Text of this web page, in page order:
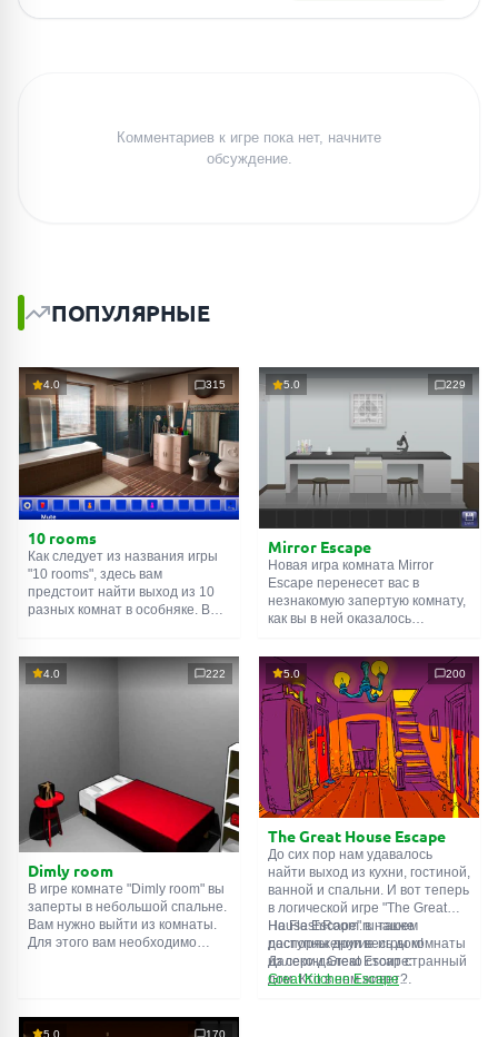
Комментариев к игре пока нет, начните
обсуждение.
ПОПУЛЯРНЫЕ
4.0 315
10 rooms
Как следует из названия игры
"10 rooms", здесь вам
предстоит найти выход из 10
разных комнат в особняке. В
их, чтобы выйти. Выход из
одной комнаты является
5.0 229
Mirror Escape
Новая игра комната Mirror
Escape перенесет вас в
незнакомую запертую комнату,
как вы в ней оказалось
смекалки попробуйте решить
все, приготовленные авторами
для вас, головоломки и найти
выход на свободу.
Внимательно осмотрите
помещение, возможно вы
сможете найти какие-нибудь
подсказки. Желаем удачи!
4.0 222
Dimly room
В игре комнате "Dimly room" вы
заперты в небольшой спальне.
Вам нужно выйти из комнаты.
Для этого вам необходимо
5.0 200
The Great House Escape
До сих пор нам удавалось
найти выход из кухни, гостиной,
ванной и спальни. И вот теперь
в логической игре "The Great
House Escape" в нашем
распоряжении весь дом!
Далеко-далеко стоит странный
дом. Кто в нем живет?
На FlashRoom.ru также
доступны другие игры комнаты
из серии Great Escape:
Great Kitchen Escape
5.0 170